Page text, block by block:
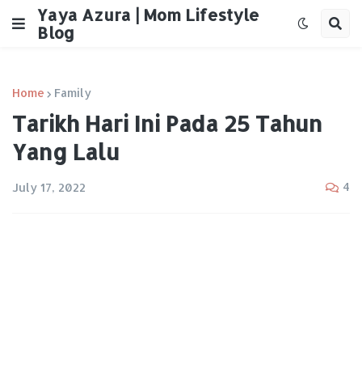
Yaya Azura | Mom Lifestyle
Blog
Home Family
Tarikh Hari Ini Pada 25 Tahun
Yang Lalu
July 17, 2022 4